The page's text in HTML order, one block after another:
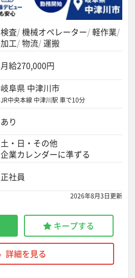
検査 機械オペレーター 軽作業
加工 物流 運搬
月給270,000円
岐阜県 中津川市
JR中央本線 中津川駅 車で10分
あり
土・日・その他
企業カレンダーに準ずる
正社員
2026年8月3日更新
キープする
詳細を見る